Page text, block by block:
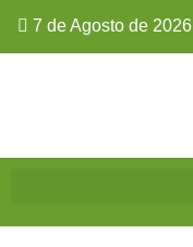
7 de Agosto de 2026